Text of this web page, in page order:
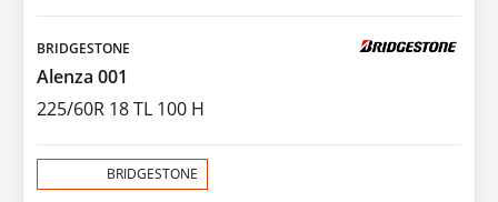
BRIDGESTONE
Alenza 001
225/60R 18 TL 100 H
BRIDGESTONE